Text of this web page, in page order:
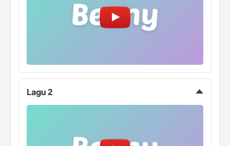
Lagu 2